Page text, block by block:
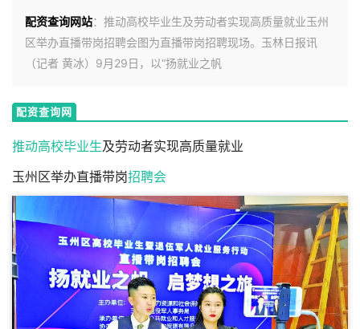
配资查询网站：推动高校毕业生及劳动者实现高质量就业玉州
区举办直播带岗招聘会图为直播带岗招聘现场。玉林日报讯
（记者 黄冰）9月29日，以“扬就业之帆
配资查询网
推动高校毕业生及劳动者实现高质量就业
玉州区举办直播带岗招聘会